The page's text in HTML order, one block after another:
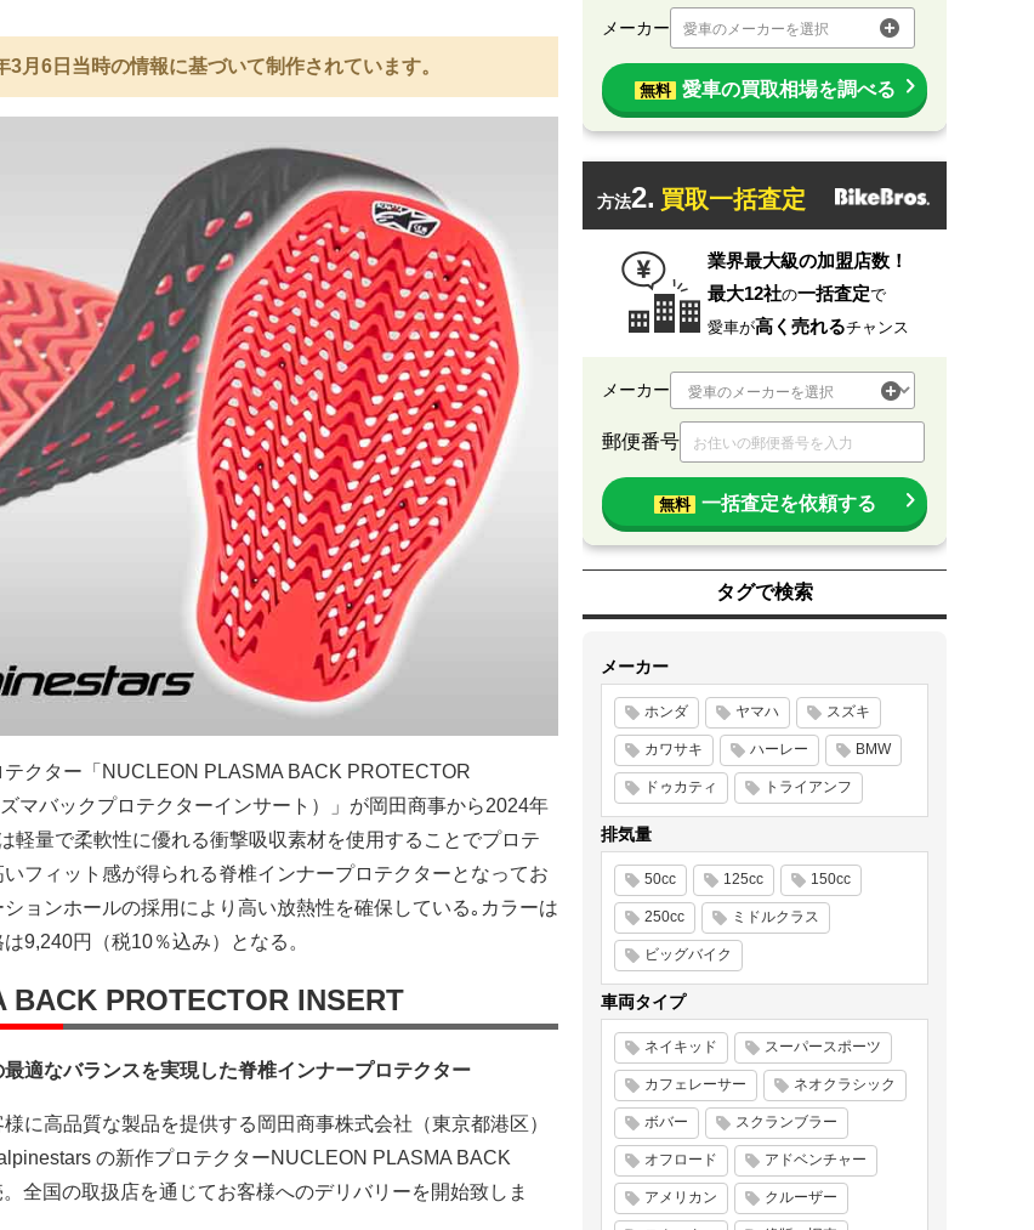
3月6日当時の情報に基づいて制作されています。
クター「NUCLEON PLASMA BACK PROTECTOR
マバックプロテクターインサート）」が岡田商事から2024年
軽量で柔軟性に優れる衝撃吸収素材を使用することでプロテ
フィット感が得られる脊椎インナープロテクターとなってお
ョンホールの採用により高い放熱性を確保している｡カラーは
9,240円（税10％込み）となる。
BACK PROTECTOR INSERT
適なバランスを実現した脊椎インナープロテクター
に高品質な製品を提供する岡田商事株式会社（東京都港区）
の新作プロテクターNUCLEON PLASMA BACK
全国の取扱店を通じてお客様へのデリバリーを開始致しま
メーカー 愛車のメーカーを選択
無料 愛車の買取相場を調べる
方法2. 買取一括査定
業界最大級の加盟店数！
最大12社の一括査定で
愛車が高く売れるチャンス
メーカー
郵便番号
無料 一括査定を依頼する
タグで検索
メーカー
ホンダ ヤマハ スズキ
カワサキ ハーレー BMW
ドゥカティ トライアンフ
排気量
50cc 125cc 150cc
250cc ミドルクラス
ビッグバイク
車両タイプ
ネイキッド スーパースポーツ
カフェレーサー ネオクラシック
ボバー スクランブラー
オフロード アドベンチャー
アメリカン クルーザー